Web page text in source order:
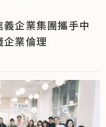
企業集團攜手中
企業倫理